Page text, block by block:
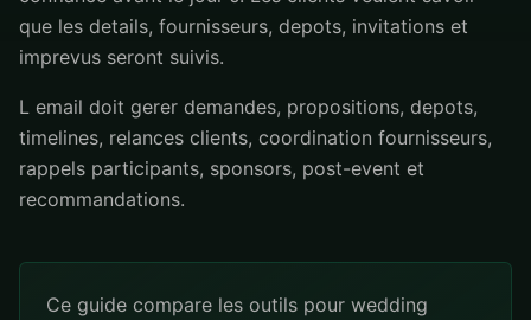
que les details, fournisseurs, depots, invitations et
imprevus seront suivis.
L email doit gerer demandes, propositions, depots,
timelines, relances clients, coordination fournisseurs,
rappels participants, sponsors, post-event et
recommandations.
Ce guide compare les outils pour wedding